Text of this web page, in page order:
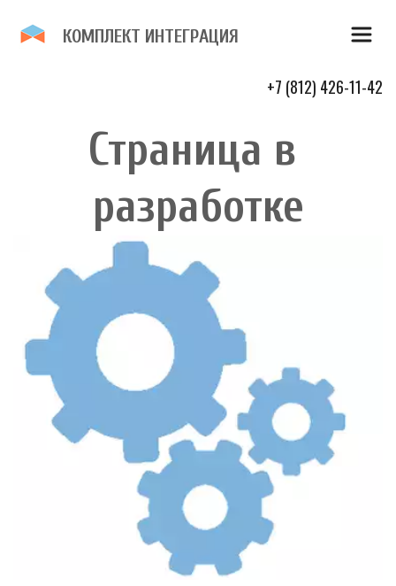
К­­ОМПЛЕКТ И­­НТЕГР­­­­­­АЦИЯ
+7 (812) 426-11-42
Страница в
разработке